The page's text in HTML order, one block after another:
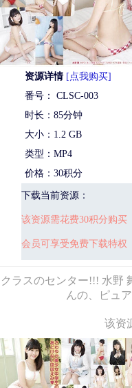
资源详情 [点我购买]
番号： CLSC-003
时长：85分钟
大小：1.2 GB
类型：MP4
价格：30积分
下载当前资源：
该资源需花费30积分购买
会员可享受免费下载特权
クラスのセンター!!! 水野
んの、ピュ
该资